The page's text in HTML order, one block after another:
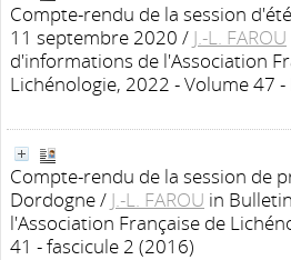
Compte-rendu de la session
11 septembre 2020 / J.-L. FAROU
d'informations de l'Association
Lichénologie, 2022 - Volume 47
Compte-rendu de la session de
Dordogne/ J.-L. FAROU in
l'Association Française de
41 - fascicule 2 (2016)